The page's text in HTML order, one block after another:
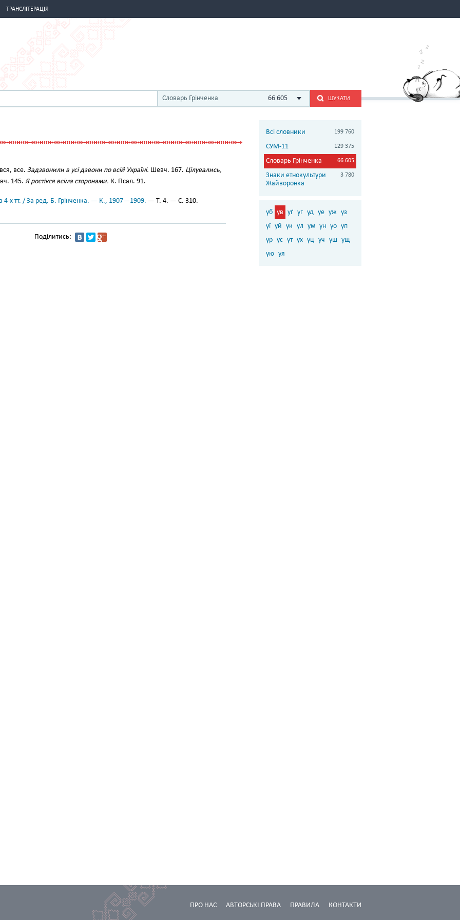
ТРАНСЛІТЕРАЦІЯ
Словарь Грінченка 66 605 ШУКАТИ
все. Задзвонили в усі дзвони по всій Україні. Шевч. 167. Цілувались,
145. Я ростікся всіма сторонами. К. Псал. 91.
4-х тт. / За ред. Б. Грінченка. — К., 1907—1909. — Т. 4. — С. 310.
Поділитись:
Всі словники 199 760
СУМ-11 129 375
Словарь Грінченка 66 605
Знаки етнокультури
Жайворонка
3 780
уб ув уґ уг уд уе уж уз
уї уй ук ул ум ун уо уп
ур ус ут ух уц уч уш ущ
ую уя
КОНТАКТИ
ПРАВИЛА
АВТОРСЬКІ ПРАВА
ПРО НАС